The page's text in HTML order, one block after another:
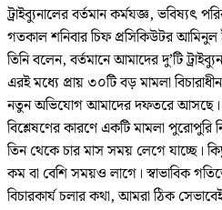
ট্রাইব্যুনালের বর্তমান কর্মযজ্ঞ, ভবিষ্যৎ
গতকাল শনিবার চিফ প্রসিকিউটর আমিনুল
তিনি বলেন, বর্তমানে আমাদের দু’টি
এরই মধ্যে প্রায় ৩০টি বড় মামলা
নতুন অভিযোগ আমাদের দফতরে আসছে।
বিশ্লেষণের কারণে একটি মামলা
তিন থেকে চার মাস সময় লেগে যাচ্ছে।
কম বা বেশি সময়ও লাগে। স্বাভাবিক
বিচারকার্য চলার কথা, আমরা ঠিক